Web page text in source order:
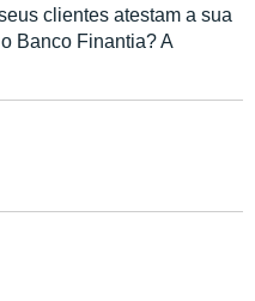
clientes atestam a sua
Banco Finantia? A